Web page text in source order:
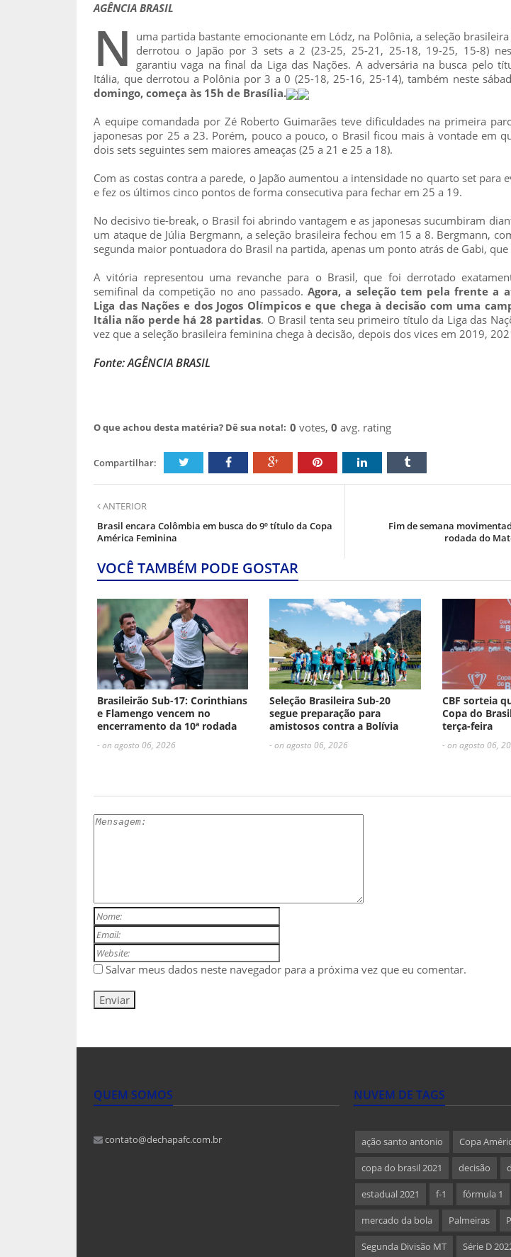
AGÊNCIA BRASIL
N
uma partida bastante emocionante em Lódz, na Polônia, a seleção
derrotou o Japão por 3 sets a 2 (23-25, 25-21, 25-18, 19-25, 15-8)
garantiu vaga na final da Liga das Nações. A adversária na busca pelo
Itália, que derrotou a Polônia por 3 a 0 (25-18, 25-16, 25-14), também neste
domingo, começa às 15h de Brasília.
A equipe comandada por Zé Roberto Guimarães teve dificuldades na primeira
japonesas por 25 a 23. Porém, pouco a pouco, o Brasil ficou mais à vontade em
dois sets seguintes sem maiores ameaças (25 a 21 e 25 a 18).
Com as costas contra a parede, o Japão aumentou a intensidade no quarto set para
e fez os últimos cinco pontos de forma consecutiva para fechar em 25 a 19.
No decisivo tie-break, o Brasil foi abrindo vantagem e as japonesas sucumbiram
um ataque de Júlia Bergmann, a seleção brasileira fechou em 15 a 8. Bergmann,
segunda maior pontuadora do Brasil na partida, apenas um ponto atrás de Gabi,
A vitória representou uma revanche para o Brasil, que foi derrotado
semifinal da competição no ano passado.Agora, a seleção tem pela frente a
Liga das Nações e dos Jogos Olímpicos e que chega à decisão com uma
Itália não perde há 28 partidas. O Brasil tenta seu primeiro título da Liga das
vez que a seleção brasileira feminina chega à decisão, depois dos vices em 2019,
Fonte: AGÊNCIA BRASIL
O que achou desta matéria? Dê sua nota!: 0 votes, 0 avg. rating
Compartilhar:
ANTERIOR
Brasil encara Colômbia em busca do 9º título da Copa
América Feminina
Fim de semana
rodada do
VOCÊ TAMBÉM PODE GOSTAR
Brasileirão Sub-17: Corinthians
e Flamengo vencem no
encerramento da 10ª rodada
- on agosto 06, 2026
Seleção Brasileira Sub-20
segue preparação para
amistosos contra a Bolívia
- on agosto 06, 2026
CBF sorteia
Copa do
terça-feira
- on agosto 06,
Salvar meus dados neste navegador para a próxima vez que eu comentar.
QUEM SOMOS
contato@dechapafc.com.br
NUVEM DE TAGS
ação santo antonio Copa
copa do brasil 2021 decisão
estadual 2021 f-1 fórmula 1
mercado da bola Palmeiras
Segunda Divisão MT Série D